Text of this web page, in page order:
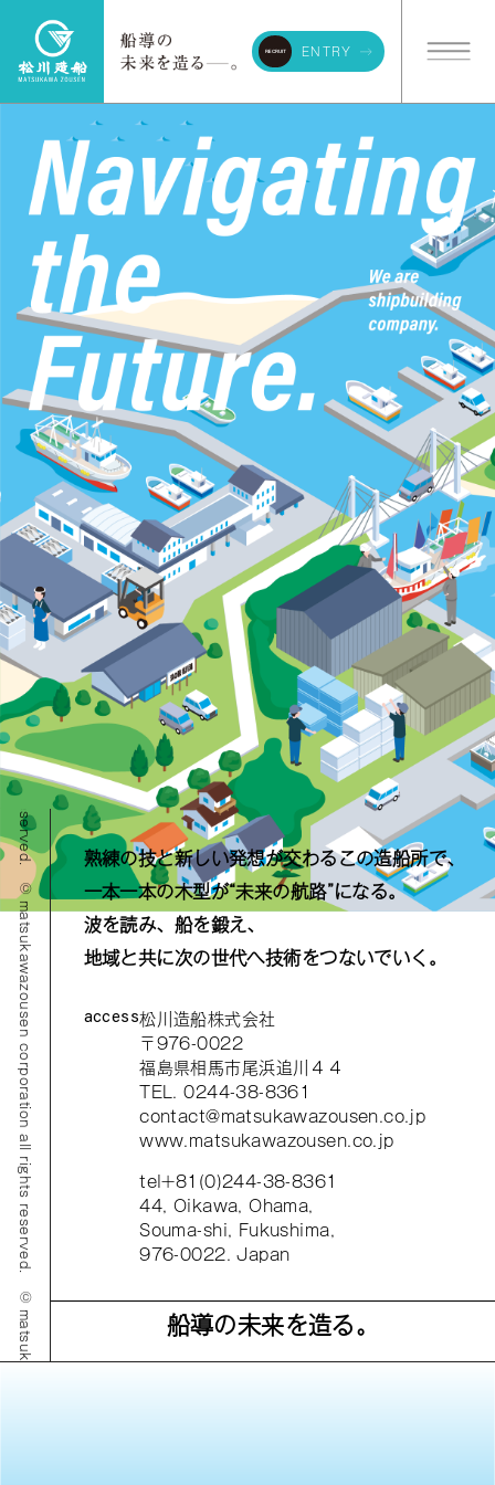
RECRUIT ENTRY
© matsukawazousen corporation all rights reserved.
© matsukawazousen corporation all rights reserved.
© matsukawazousen corporation all rights reserved.
熟練の技と新しい発想が交わるこの造船所で、
一本一本の木型が“未来の航路”になる。
波を読み、船を鍛え、
地域と共に次の世代へ技術をつないでいく。
access松川造船株式会社
〒976-0022
福島県相馬市尾浜追川４４
TEL. 0244-38-8361
contact@matsukawazousen.co.jp
www.matsukawazousen.co.jp
tel+81(0)244-38-8361
44, Oikawa, Ohama,
Souma-shi, Fukushima,
976-0022. Japan
船導の未来を造る。